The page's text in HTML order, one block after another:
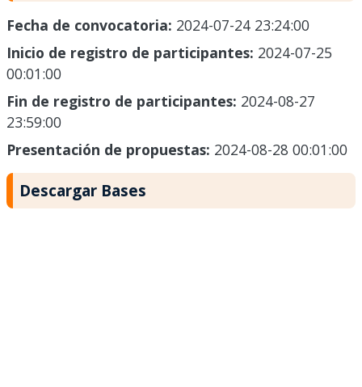
Fecha de convocatoria: 2024-07-24 23:24:00
Inicio de registro de participantes: 2024-07-25
00:01:00
Fin de registro de participantes: 2024-08-27
23:59:00
Presentación de propuestas: 2024-08-28 00:01:00
Descargar Bases